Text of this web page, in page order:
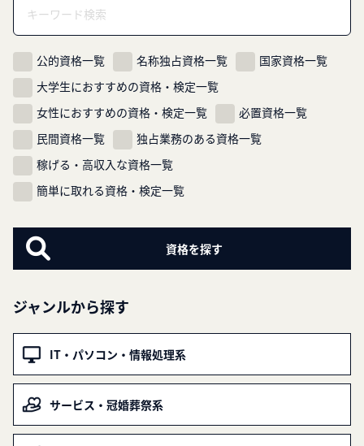
公的資格一覧 名称独占資格一覧
国家資格一覧
大学生におすすめの資格・検定一覧
女性におすすめの資格・検定一覧
必置資格一覧
民間資格一覧
独占業務のある資格一覧
稼げる・高収入な資格一覧
簡単に取れる資格・検定一覧
ジャンルから探す
IT・パソコン・情報処理系
サービス・冠婚葬祭系